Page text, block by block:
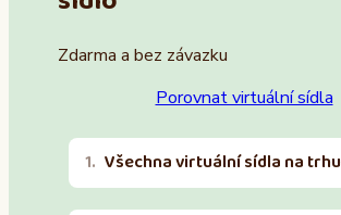
Zdarma a bez závazku
Porovnat virtuální sídla
Všechna virtuální sídla na trhu